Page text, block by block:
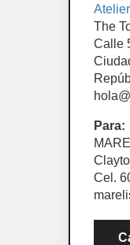
The
Calle
Para:
Cel.